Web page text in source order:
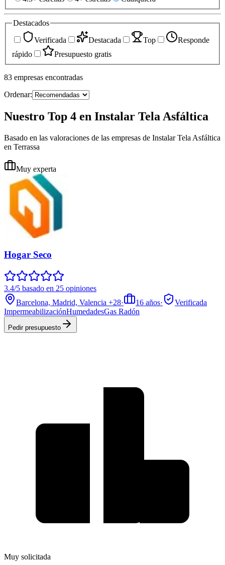
Destacados
Verificada
Destacada Top
Responde
rápido
Presupuesto gratis
83 empresas encontradas
Ordenar:
Nuestro Top 4 en Instalar Tela Asfáltica
Basado en las valoraciones de las empresas de Instalar Tela Asfáltica
en Terrassa
Muy experta
Hogar Seco
3.4/5 basado en 25 opiniones
Barcelona, Madrid, Valencia +28· 16 años·
Verificada
ImpermeabilizaciónHumedadesGas Radón
Pedir presupuesto
Muy solicitada